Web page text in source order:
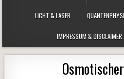
LICHT & LASER
IMPRESSUM & DISCLAIMER